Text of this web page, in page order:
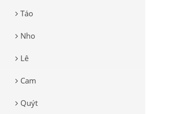
Táo
Nho
Lê
Cam
Quýt